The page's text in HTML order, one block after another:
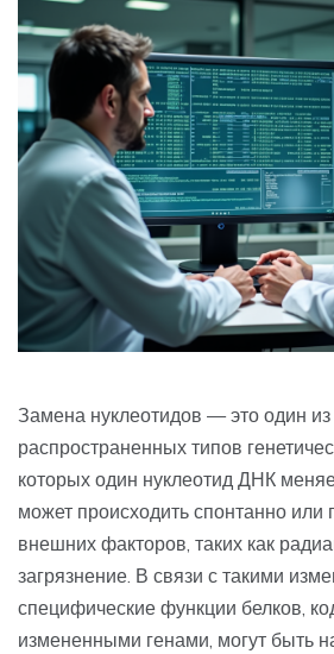
Замена нуклеотидов — это один
распространенных типов
которых один нуклеотид ДНК
может происходить спонтанно или
внешних факторов, таких как
загрязнение. В связи с такими
специфические функции белков,
измененными генами, могут быть